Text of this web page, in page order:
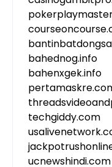
bahednog.info
bahenxgek.info
techgiddy.com
ucnewshindi.com